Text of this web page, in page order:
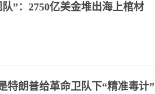
”：2750亿美金堆出海上棺材
特朗普给革命卫队下“精准毒计”